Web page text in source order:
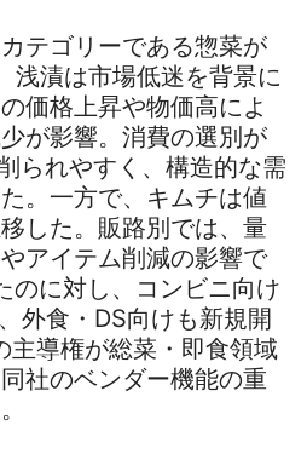
テゴリーである惣菜が
浅漬は市場低迷を背景に
価格上昇や物価高によ
が影響。消費の選別が
られやすく、構造的な需
。一方で、キムチは値
した。販路別では、量
アイテム削減の影響で
のに対し、コンビニ向け
外食・DS向けも新規開
主導権が総菜・即食領域
社のベンダー機能の重